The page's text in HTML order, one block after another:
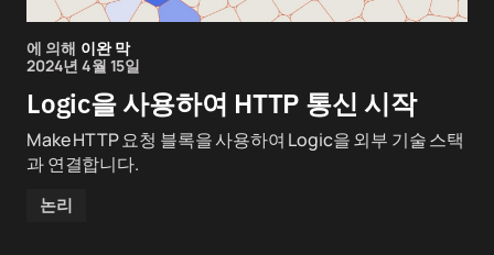
에 의해 이완 막
2024년 4월 15일
Logic을 사용하여 HTTP 통신 시작
Make HTTP 요청 블록을 사용하여 Logic을 외부 기술 스택
과 연결합니다.
논리